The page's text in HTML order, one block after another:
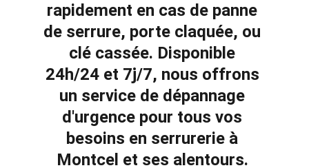
rapidement en cas de panne
de serrure, porte claquée, ou
clé cassée. Disponible
24h/24 et 7j/7, nous offrons
un service de dépannage
d'urgence pour tous vos
besoins en serrurerie à
Montcel et ses alentours.